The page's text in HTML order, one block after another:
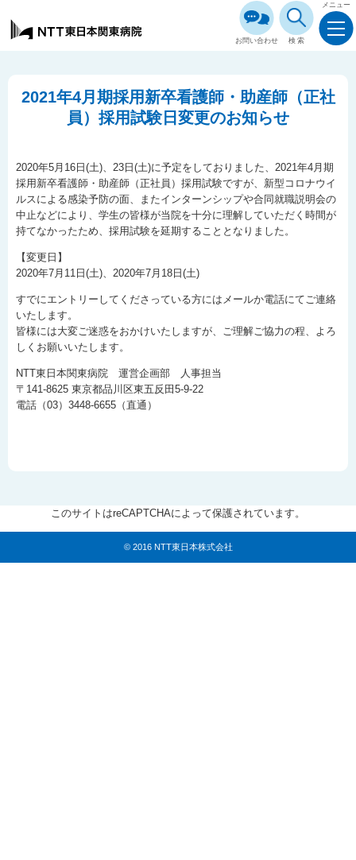
お問い合わせ 検索
メニュー
2021年4月期採用新卒看護師・助産師（正社
員）採用試験日変更のお知らせ
2020年5月16日(土)、23日(土)に予定をしておりました、2021年4月期
採用新卒看護師・助産師（正社員）採用試験ですが、新型コロナウイ
ルスによる感染予防の面、またインターンシップや合同就職説明会の
中止などにより、学生の皆様が当院を十分に理解していただく時間が
持てなかったため、採用試験を延期することとなりました。
【変更日】
2020年7月11日(土)、2020年7月18日(土)
すでにエントリーしてくださっている方にはメールか電話にてご連絡
いたします。
皆様には大変ご迷惑をおかけいたしますが、ご理解ご協力の程、よろ
しくお願いいたします。
NTT東日本関東病院 運営企画部 人事担当
〒141-8625 東京都品川区東五反田5-9-22
電話（03）3448-6655（直通）
このサイトはreCAPTCHAによって保護されています。
© 2016 NTT東日本株式会社